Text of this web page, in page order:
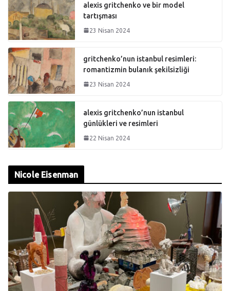
alexis gritchenko ve bir model
tartışması
23 Nisan 2024
gritchenko’nun istanbul resimleri:
romantizmin bulanık şekilsizliği
23 Nisan 2024
alexis gritchenko’nun istanbul
günlükleri ve resimleri
22 Nisan 2024
Nicole Eisenman